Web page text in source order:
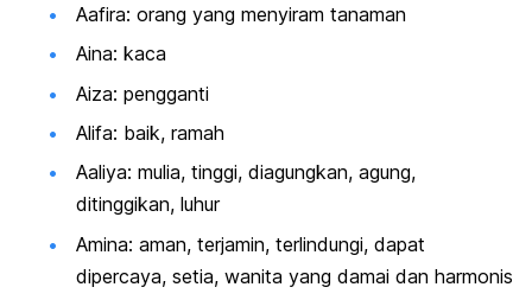
Aafira: orang yang menyiram tanaman
Aina: kaca
Aiza: pengganti
Alifa: baik, ramah
Aaliya: mulia, tinggi, diagungkan, agung,
ditinggikan, luhur
Amina: aman, terjamin, terlindungi, dapat
dipercaya, setia, wanita yang damai dan harmonis